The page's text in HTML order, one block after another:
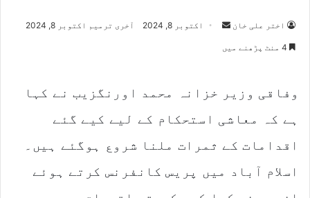
اختر علی خان
e
i
اکتوبر 8, 2024 آخری ترمیم اکتوبر 8, 2024
وفاقی وزیر خزانہ محمد اورنگزیب نے کہا
ہے کہ معاشی استحکام کے لیے کیے گئے
اقدامات کے ثمرات ملنا شروع ہوگئے ہیں۔
اسلام آباد میں پریس کانفرنس کرتے ہوئے